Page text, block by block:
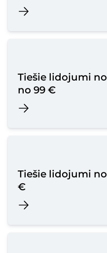
Tiešie lidojumi no
no 99 €
Tiešie lidojumi no
€